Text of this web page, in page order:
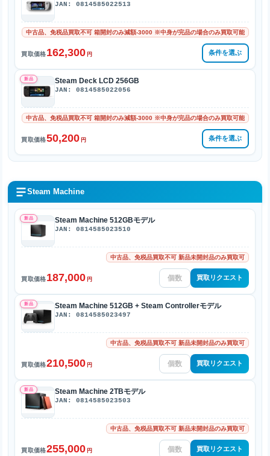
JAN: 0814585022513
中古品、免税品買取不可 箱開封のみ減額-3000 ※中身が完品の場合のみ買取可能
買取価格162,300 円 条件を選ぶ
新品 Steam Deck LCD 256GB
JAN: 0814585022056
中古品、免税品買取不可 箱開封のみ減額-3000 ※中身が完品の場合のみ買取可能
買取価格50,200 円 条件を選ぶ
Steam Machine
新品 Steam Machine 512GBモデル
JAN: 0814585023510
中古品、免税品買取不可 新品未開封品のみ買取可
買取価格187,000 円 買取リクエスト
新品 Steam Machine 512GB + Steam Controllerモデル
JAN: 0814585023497
中古品、免税品買取不可 新品未開封品のみ買取可
買取価格210,500 円 買取リクエスト
新品 Steam Machine 2TBモデル
JAN: 0814585023503
中古品、免税品買取不可 新品未開封品のみ買取可
買取価格255,000 円 買取リクエスト